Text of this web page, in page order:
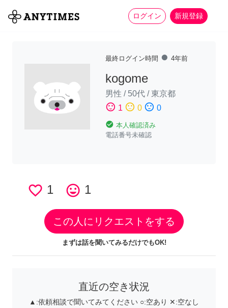
ログイン 新規登録
全て 家事 more_horiz
最終ログイン時間 fiber_manual_record 4年前
kogome
男性 / 50代 /東京都
sentiment_satisfied 1 sentiment_neutral 0 sentiment_dissatisfied 0
check_circle 本人確認済み
電話番号未確認
favorite_border 1 tag_faces 1
この人にリクエストをする
まずは話を聞いてみるだけでもOK!
直近の空き状況
▲:依頼相談で聞いてみてください ○:空あり ✕:空なし